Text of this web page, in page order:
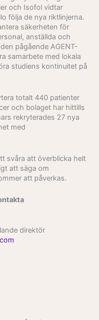
och Isofol vidtar
följa de nya riktlinjerna.
säkerheten för
anställda och
pågående AGENT-
samarbete med lokala
studiens kontinuitet på
totalt 440 patienter
och bolaget har hittills
rekryterades 27 nya
med
svåra att överblicka helt
att säga om
att påverkas.
direktör